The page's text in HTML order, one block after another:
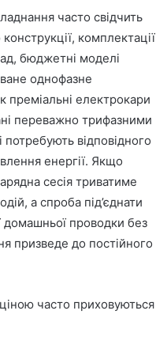
часто свідчить
комплектації
бюджетні моделі
однофазне
преміальні електрокари
переважно трифазними
потребують відповідного
енергії. Якщо
сесія триватиме
а спроба під’єднати
домашньої проводки без
призведе до постійного
часто приховуються